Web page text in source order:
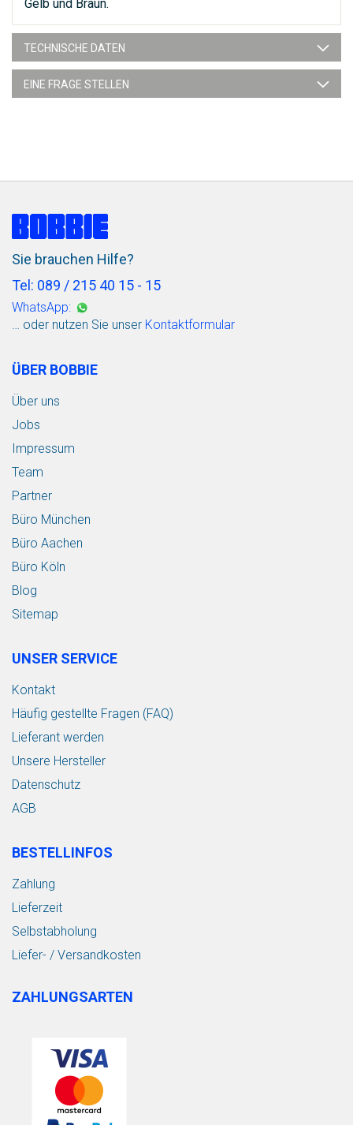
Gelb und Braun.
TECHNISCHE DATEN
EINE FRAGE STELLEN
Sie brauchen Hilfe?
Tel: 089 / 215 40 15 - 15
WhatsApp:
… oder nutzen Sie unser Kontaktformular
ÜBER BOBBIE
Über uns
Jobs
Impressum
Team
Partner
Büro München
Büro Aachen
Büro Köln
Blog
Sitemap
UNSER SERVICE
Kontakt
Häufig gestellte Fragen (FAQ)
Lieferant werden
Unsere Hersteller
Datenschutz
AGB
BESTELLINFOS
Zahlung
Lieferzeit
Selbstabholung
Liefer- / Versandkosten
ZAHLUNGSARTEN